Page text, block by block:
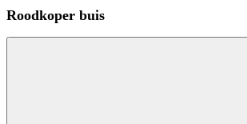
Roodkoper buis